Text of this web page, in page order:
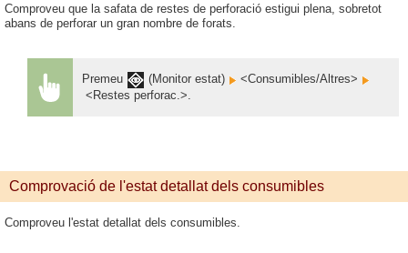
Comproveu que la safata de restes de perforació estigui plena, sobretot
abans de perforar un gran nombre de forats.
Premeu (Monitor estat)
<Consumibles/Altres>
<Restes perforac.>.
Comprovació de l'estat detallat dels consumibles
Comproveu l'estat detallat dels consumibles.